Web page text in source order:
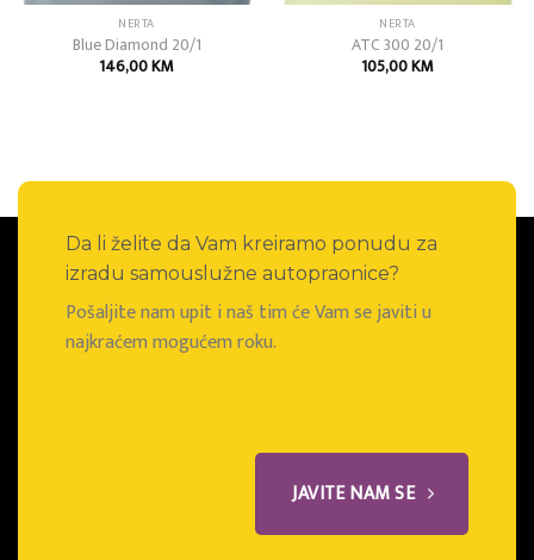
NERTA
Blue Diamond 20/1
146,00KM
NERTA
ATC 300 20/1
105,00KM
Da li želite da Vam kreiramo ponudu za
izradu samouslužne autopraonice?
Pošaljite nam upit i naš tim će Vam se javiti u
najkraćem mogućem roku.
JAVITE NAM SE